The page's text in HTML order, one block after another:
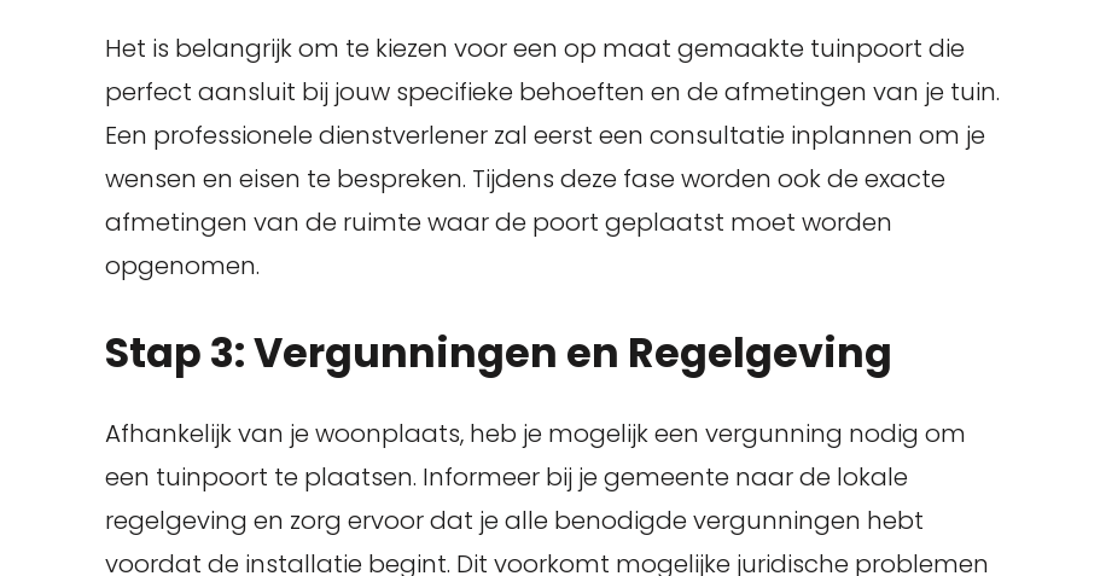
Het is belangrijk om te kiezen voor een op maat gemaakte tuinpoort die
perfect aansluit bij jouw specifieke behoeften en de afmetingen van je tuin.
Een professionele dienstverlener zal eerst een consultatie inplannen om je
wensen en eisen te bespreken. Tijdens deze fase worden ook de exacte
afmetingen van de ruimte waar de poort geplaatst moet worden
opgenomen.
Stap 3: Vergunningen en Regelgeving
Afhankelijk van je woonplaats, heb je mogelijk een vergunning nodig om
een tuinpoort te plaatsen. Informeer bij je gemeente naar de lokale
regelgeving en zorg ervoor dat je alle benodigde vergunningen hebt
voordat de installatie begint. Dit voorkomt mogelijke juridische problemen